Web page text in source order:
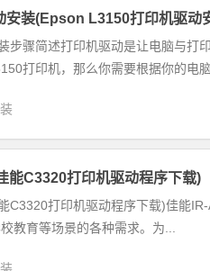
装(Epson L3150打印机驱动
步骤简述打印机驱动是让电脑与打
打印机，那么你需要根据你的电脑
能C3320打印机驱动程序下载)
C3320打印机驱动程序下载)佳能
教育等场景的各种需求。为...